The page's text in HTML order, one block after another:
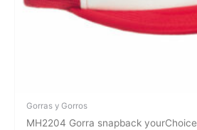
Gorras y Gorros
MH2204 Gorra snapback yourChoice